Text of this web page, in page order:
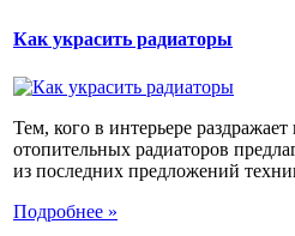
Как украсить радиаторы
Тем, кого в интерьере
отопительных радиаторов
из последних предложений
Подробнее »